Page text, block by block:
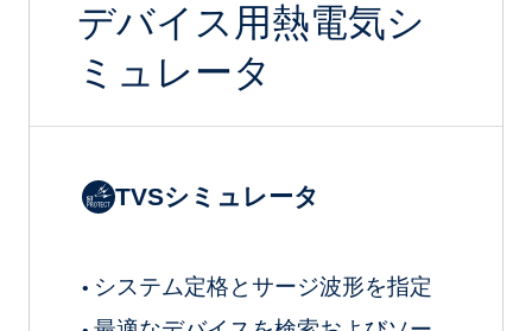
デバイス用熱電気シ
ミュレータ
TVSシミュレータ
• システム定格とサージ波形を指定